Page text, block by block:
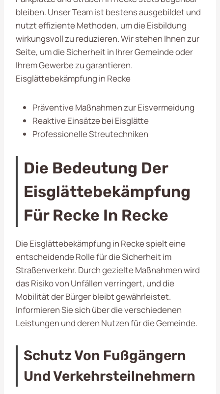
bleiben. Unser Team ist bestens ausgebildet und
nutzt effiziente Methoden, um die Eisbildung
wirkungsvoll zu reduzieren. Wir stehen Ihnen zur
Seite, um die Sicherheit in Ihrer Gemeinde oder
Ihrem Gewerbe zu garantieren.
Eisglättebekämpfung in Recke
Präventive Maßnahmen zur Eisvermeidung
Reaktive Einsätze bei Eisglätte
Professionelle Streutechniken
Die Bedeutung Der
Eisglättebekämpfung
Für Recke In Recke
Die Eisglättebekämpfung in Recke spielt eine
entscheidende Rolle für die Sicherheit im
Straßenverkehr. Durch gezielte Maßnahmen wird
das Risiko von Unfällen verringert, und die
Mobilität der Bürger bleibt gewährleistet.
Informieren Sie sich über die verschiedenen
Leistungen und deren Nutzen für die Gemeinde.
Schutz Von Fußgängern
Und Verkehrsteilnehmern